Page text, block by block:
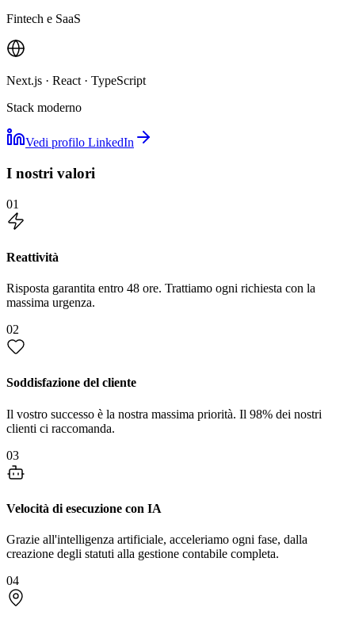
Fintech e SaaS
Next.js · React · TypeScript
Stack moderno
Vedi profilo LinkedIn
I nostri valori
01
Reattività
Risposta garantita entro 48 ore. Trattiamo ogni richiesta con la
massima urgenza.
02
Soddisfazione del cliente
Il vostro successo è la nostra massima priorità. Il 98% dei nostri
clienti ci raccomanda.
03
Velocità di esecuzione con IA
Grazie all'intelligenza artificiale, acceleriamo ogni fase, dalla
creazione degli statuti alla gestione contabile completa.
04